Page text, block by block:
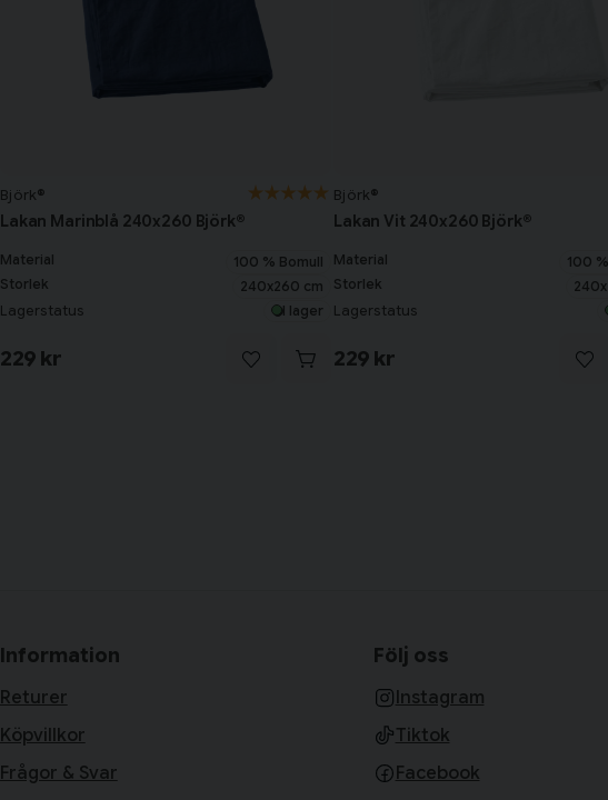
Björk®
Lakan Marinblå 240x260 Björk®
Material
100 % Bomull
Storlek
240x260 cm
Lagerstatus I lager
229 kr
Björk®
Lakan Vit 240x260 Björk®
Material
100
Storlek
Lagerstatus
229 kr
Information
Returer
Köpvillkor
Frågor & Svar
Följ oss
Instagram
Tiktok
Facebook